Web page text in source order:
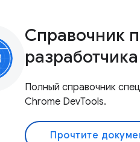
Справочник
разработчика
Полный справочник
Chrome DevTools.
Прочтите